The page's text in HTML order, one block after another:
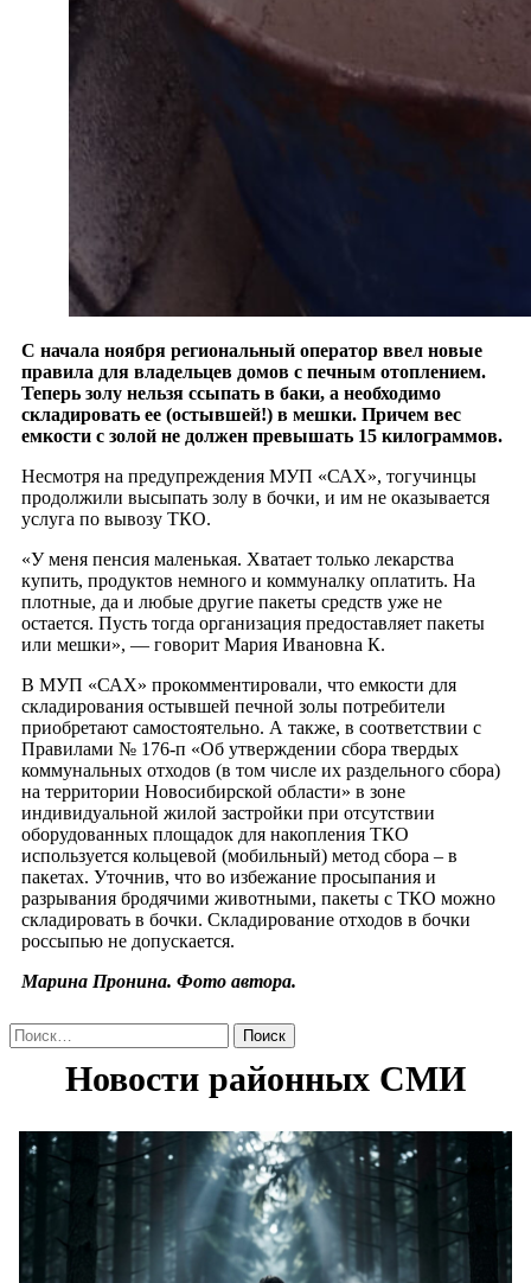
С начала ноября региональный оператор ввел новые
правила для владельцев домов с печным отоплением.
Теперь золу нельзя ссыпать в баки, а необходимо
складировать ее (остывшей!) в мешки. Причем вес
емкости с золой не должен превышать 15 килограммов.
Несмотря на предупреждения МУП «САХ», тогучинцы
продолжили высыпать золу в бочки, и им не оказывается
услуга по вывозу ТКО.
«У меня пенсия маленькая. Хватает только лекарства
купить, продуктов немного и коммуналку оплатить. На
плотные, да и любые другие пакеты средств уже не
остается. Пусть тогда организация предоставляет пакеты
или мешки», — говорит Мария Ивановна К.
В МУП «САХ» прокомментировали, что емкости для
складирования остывшей печной золы потребители
приобретают самостоятельно. А также, в соответствии с
Правилами № 176-п «Об утверждении сбора твердых
коммунальных отходов (в том числе их раздельного сбора)
на территории Новосибирской области» в зоне
индивидуальной жилой застройки при отсутствии
оборудованных площадок для накопления ТКО
используется кольцевой (мобильный) метод сбора – в
пакетах. Уточнив, что во избежание просыпания и
разрывания бродячими животными, пакеты с ТКО можно
складировать в бочки. Складирование отходов в бочки
россыпью не допускается.
Марина Пронина. Фото автора.
Найти: